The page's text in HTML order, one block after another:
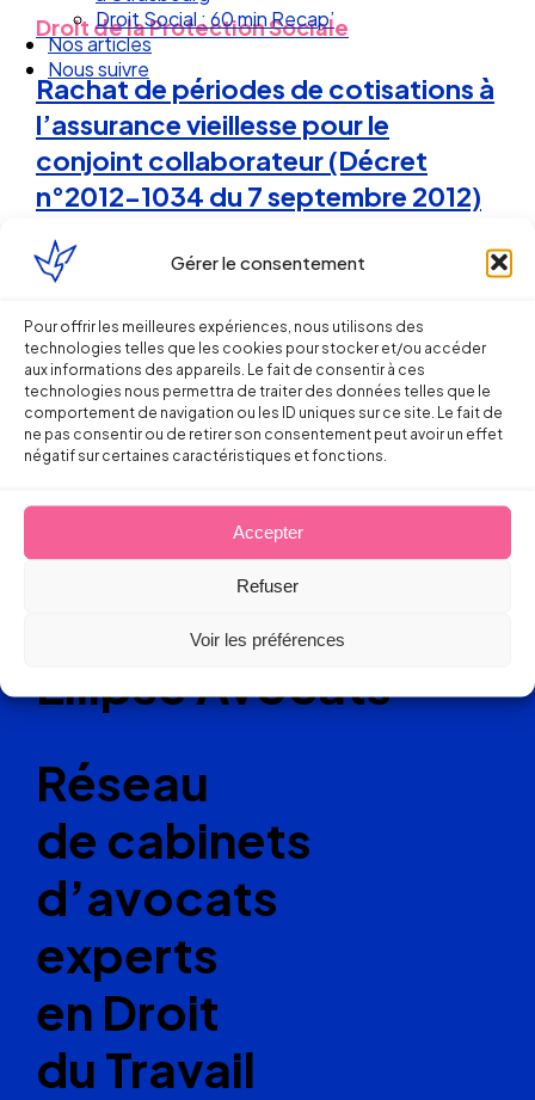
Gérer le consentement
Pour offrir les meilleures expériences, nous utilisons des
technologies telles que les cookies pour stocker et/ou accéder
aux informations des appareils. Le fait de consentir à ces
technologies nous permettra de traiter des données telles que le
comportement de navigation ou les ID uniques sur ce site. Le fait de
ne pas consentir ou de retirer son consentement peut avoir un effet
négatif sur certaines caractéristiques et fonctions.
Accepter
Refuser
Voir les préférences
Droit Social : 60 min Recap’
Nos articles
Nous suivre
Droit de la Protection Sociale
Rachat de périodes de cotisations à
l’assurance vieillesse pour le
conjoint collaborateur (Décret
n°2012-1034 du 7 septembre 2012)
Florent DOUSSET
18 septembre 2012
Ellipse Avocats
Réseau
de cabinets
d’avocats
experts
en Droit
du Travail